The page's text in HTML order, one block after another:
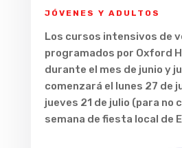
JÓVENES Y ADULTOS
Los cursos intensivos de
programados por Oxford
durante el mes de junio y
comenzará el lunes 27 de
jueves 21 de julio (para no
semana de fiesta local de